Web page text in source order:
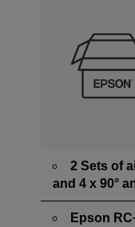
2 Sets of
and 4 x 90°
Epson